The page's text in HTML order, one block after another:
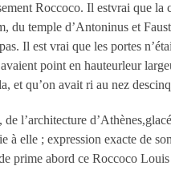
Roccoco. Il estvrai que la
du temple d’Antoninus et
Il est vrai que les portes
point en hauteurleur
et qu’on avait ri au nez
l’architecture
à elle ; expression exacte de
prime abord ce Roccoco